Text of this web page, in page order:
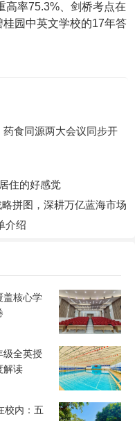
高率75.3%、剑桥考点在
桂园中英文学校的17年答
食同源两大会议同步开
住的好感觉
拼图，深耕万亿蓝海市场
介绍
盖核心学
级全英授
解读
校内：五